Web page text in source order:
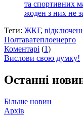
та спортивних
жоден з них не
Теги: ЖКГ,
Полтаватеплоенерго
Коментарі (1)
Вислови свою думку!
Останні
Більше новин
Архів